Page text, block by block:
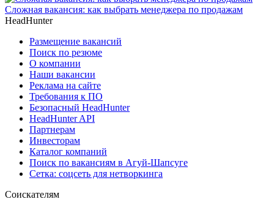
Сложная вакансия: как выбрать менеджера по продажам
HeadHunter
Размещение вакансий
Поиск по резюме
О компании
Наши вакансии
Реклама на сайте
Требования к ПО
Безопасный HeadHunter
HeadHunter API
Партнерам
Инвесторам
Каталог компаний
Поиск по вакансиям в Агуй-Шапсуге
Сетка: соцсеть для нетворкинга
Соискателям